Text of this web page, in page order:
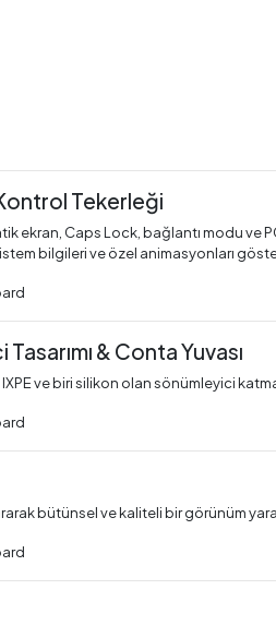
Tekerleği
ekran, Caps Lock, bağlantı modu
bilgileri ve özel animasyonları
& Conta Yuvası
ve biri silikon olan sönümleyici
bütünsel ve kaliteli bir görünüm